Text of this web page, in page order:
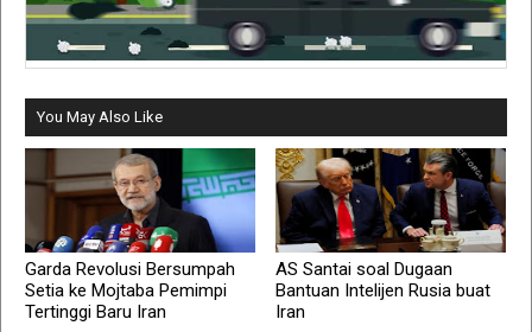
You May Also Like
Garda Revolusi Bersumpah
Setia ke Mojtaba Pemimpi
Tertinggi Baru Iran
AS Santai soal Dugaan
Bantuan Intelijen Rusia buat
Iran